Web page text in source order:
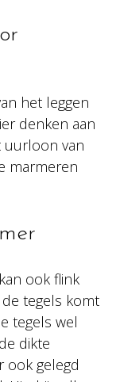
het leggen
denken aan
uurloon van
marmeren
ook flink
tegels komt
tegels wel
dikte
ook gelegd